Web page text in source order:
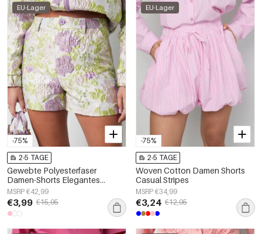
-75%
EU-Lager
2-5 TAGE
Gewebte Polyesterfaser
Damen-Shorts Elegantes
Blumenmuster
MSRP €42,99
€3,99 €15,95
-75%
EU-Lager
2-5 TAGE
Woven Cotton Damen Shorts
Casual Stripes
MSRP €34,99
€3,24 €12,95